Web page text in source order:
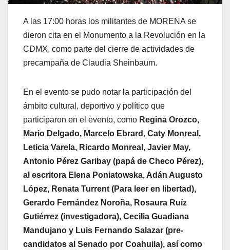
A las 17:00 horas los militantes de MORENA se
dieron cita en el Monumento a la Revolución en la
CDMX, como parte del cierre de actividades de
precampaña de Claudia Sheinbaum.
En el evento se pudo notar la participación del
ámbito cultural, deportivo y político que
participaron en el evento, como Regina Orozco,
Mario Delgado, Marcelo Ebrard, Caty Monreal,
Leticia Varela, Ricardo Monreal, Javier May,
Antonio Pérez Garibay (papá de Checo Pérez),
al escritora Elena Poniatowska, Adán Augusto
López, Renata Turrent (Para leer en libertad),
Gerardo Fernández Noroña, Rosaura Ruíz
Gutiérrez (investigadora), Cecilia Guadiana
Mandujano y Luis Fernando Salazar (pre-
candidatos al Senado por Coahuila), así como